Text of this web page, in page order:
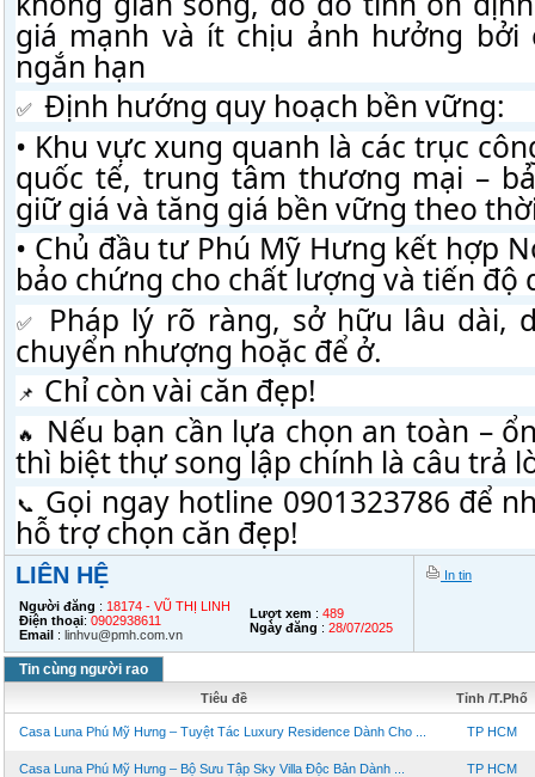
giá mạnh và ít chịu ảnh hưởng
ngắn hạn
Định hướng quy hoạch bền vững:
• Khu vực xung quanh là các trục
quốc tế, trung tâm thương mại –
giữ giá và tăng giá bền vững theo
• Chủ đầu tư Phú Mỹ Hưng kết hợp
bảo chứng cho chất lượng và tiến độ
Pháp lý rõ ràng, sở hữu lâu dài,
chuyển nhượng hoặc để ở.
Chỉ còn vài căn đẹp!
Nếu bạn cần lựa chọn an toàn –
thì biệt thự song lập chính là câu trả
Gọi ngay hotline 0901323786 để
hỗ trợ chọn căn đẹp!
LIÊN HỆ
Người đăng : 18174 - VŨ THỊ LINH
Điện thoại: 0902938611
Email : linhvu@pmh.com.vn
Lượt xem : 489
Ngày đăng : 28/07/2025
In tin
Tin cùng người rao
Tiêu đề Tỉnh /T.Phố
Casa Luna Phú Mỹ Hưng – Tuyệt Tác Luxury Residence Dành Cho ... TP HCM
Casa Luna Phú Mỹ Hưng – Bộ Sưu Tập Sky Villa Độc Bản Dành ... TP HCM